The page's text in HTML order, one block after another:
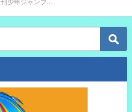
刊少年ジャンプ...